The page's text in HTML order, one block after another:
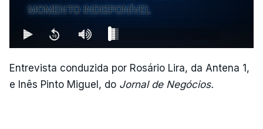
MOMENTO INDISPONÍVEL
Entrevista conduzida por Rosário Lira, da Antena 1,
e Inês Pinto Miguel, do Jornal de Negócios.